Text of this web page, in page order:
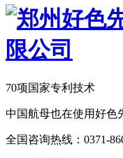
70项国家专利技术
中国航母也在使用好色
全国咨询热线： 0371-